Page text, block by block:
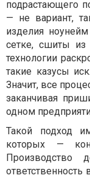
подрастающего
— не вариант,
изделия
сетке, сшиты из
технологии
такие казусы
Значит, все
заканчивая
одном
Такой подход
которых —
Производство
ответственность